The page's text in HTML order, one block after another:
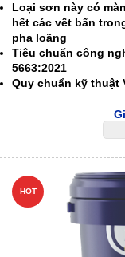
Loại sơn này có
hết các vết bẩn
pha loãng
Tiêu chuẩn công
5663:2021
Quy chuẩn kỹ thuật
HOT